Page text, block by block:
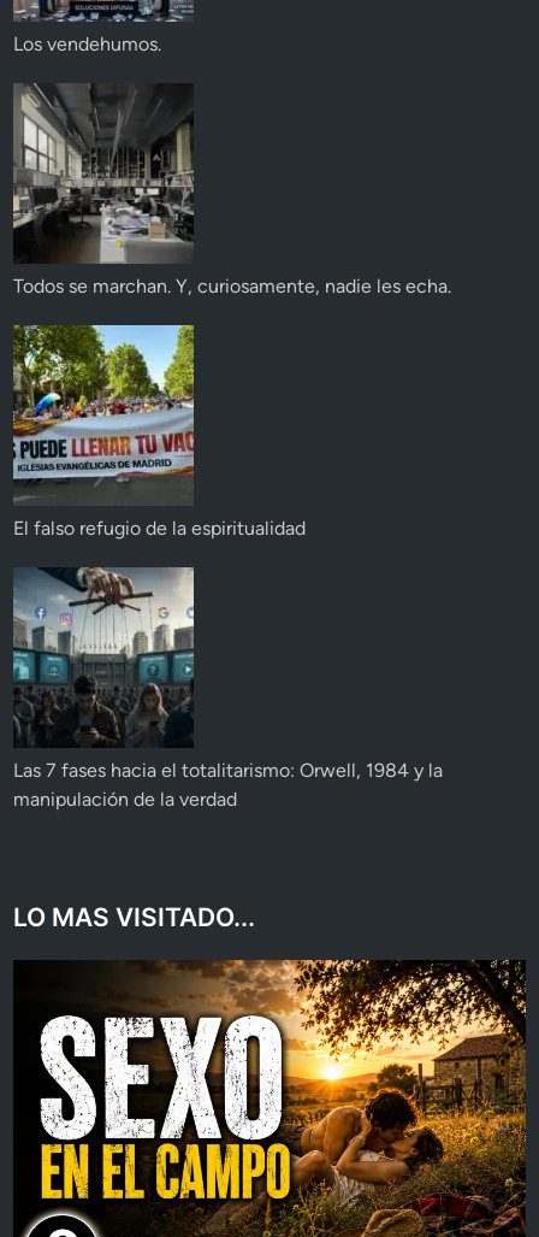
Los vendehumos.
Todos se marchan. Y, curiosamente, nadie les echa.
El falso refugio de la espiritualidad
Las 7 fases hacia el totalitarismo: Orwell, 1984 y la
manipulación de la verdad
LO MAS VISITADO...